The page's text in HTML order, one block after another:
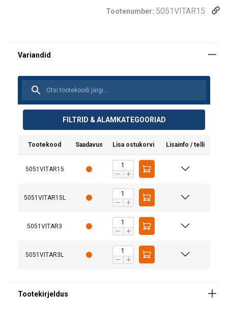
Tootenumber: 5051VITAR15
FILTRID & ALAMKATEGOORIAD
Tootekood Saadavus Lisa ostukorvi Lisainfo / telli
5051VITAR15
5051VITAR15L
5051VITAR3
5051VITAR3L
Pinnakate: